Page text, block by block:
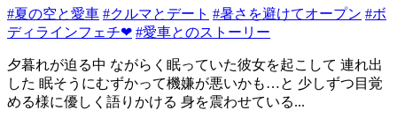
#夏の空と愛車 #クルマとデート #暑さを避けてオープン #ボ
ディラインフェチ❤ #愛車とのストーリー
夕暮れが迫る中 ながらく眠っていた彼女を起こして 連れ出
した 眠そうにむずかって機嫌が悪いかも…と 少しずつ目覚
める様に優しく語りかける 身を震わせている...